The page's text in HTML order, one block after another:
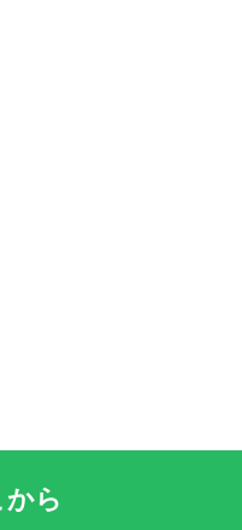
ら